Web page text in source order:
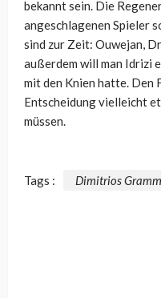
bekannt sein. Die
angeschlagenen Spieler
sind zur Zeit: Ouwejan,
außerdem will man Idrizi
mit den Knien hatte. Den
Entscheidung vielleicht
müssen.
Tags : Dimitrios